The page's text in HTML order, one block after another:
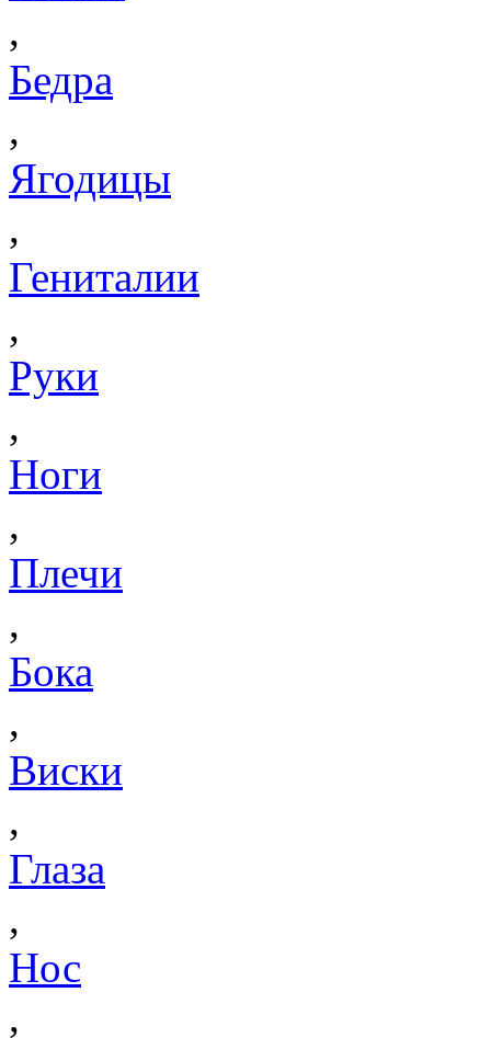
,
Бедра
,
Ягодицы
,
Гениталии
,
Руки
,
Ноги
,
Плечи
,
Бока
,
Виски
,
Глаза
,
Нос
,